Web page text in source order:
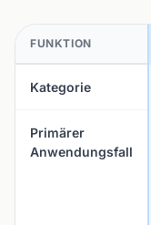
FUNKTION
Kategorie
Primärer
Anwendungsfall